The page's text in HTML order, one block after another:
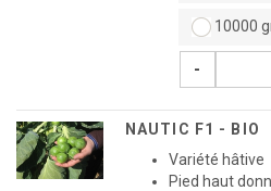
10000
-
NAUTIC F1 - BIO
Variété hâtive
Pied haut